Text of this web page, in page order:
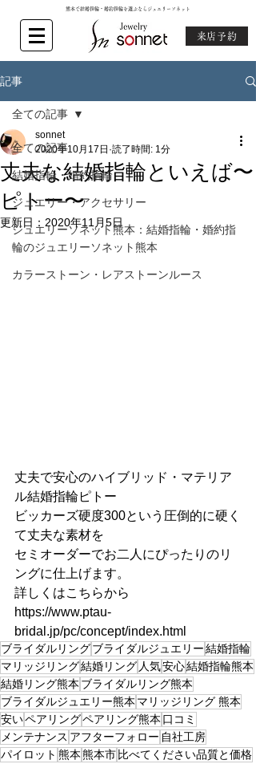
熊本で結婚指輪・婚約指輪を選ぶならジュエリーソネット
来店予約
記事
全ての記事
結婚指輪・婚約指輪
ジュエリー・アクセサリー
ジュエリーソネット熊本：結婚指輪・婚約指
輪のジュエリーソネット熊本
カラーストーン・レアストーンルース
全ての記事
丈夫な結婚指輪といえば〜
ピトー〜
sonnet
2020年10月17日 読了時間: 1分
更新日： 2020年11月5日
丈夫で安心のハイブリッド・マテリア
ル結婚指輪ピトー
ビッカーズ硬度300という圧倒的に硬く
て丈夫な素材を
セミオーダーでお二人にぴったりのリ
ングに仕上げます。
詳しくはこちらから
https://www.ptau-
bridal.jp/pc/concept/index.html
ブライダルリングブライダルジュエリー結婚指輪
マリッジリング結婚リング 人気安心結婚指輪熊本
結婚リング熊本 ブライダルリング熊本
ブライダルジュエリー熊本 マリッジリング 熊本
安いペアリングペアリング熊本 口コミ
メンテナンス アフターフォロー 自社工房
パイロット 熊本熊本市 比べてください品質と価格